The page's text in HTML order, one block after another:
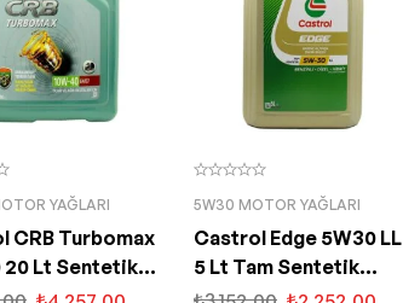
YAĞLARI
CRB Turbomax
20 Lt Sentetik
5W30 MOTOR YAĞLARI
Castrol Edge 5W30 LL
5 Lt Tam Sentetik
Partiküllü Motor Yağı